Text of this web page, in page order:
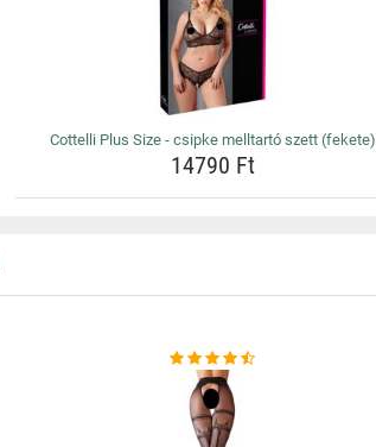
Cottelli Plus Size - csipke melltartó szett (fekete)
14790 Ft